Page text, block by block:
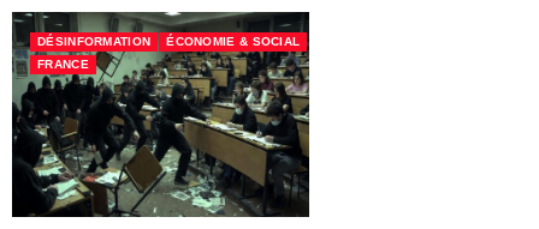
DÉSINFORMATION
ÉCONOMIE & SOCIAL
FRANCE